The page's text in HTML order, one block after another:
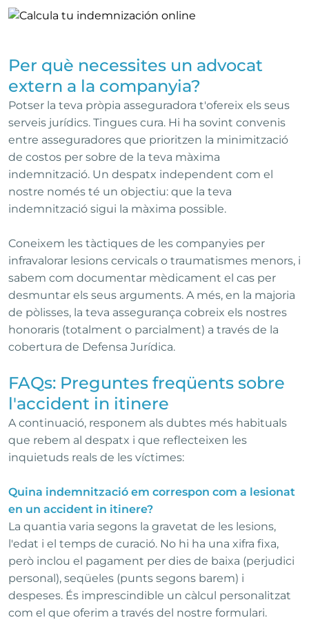
Per què necessites un advocat
extern a la companyia?
Potser la teva pròpia asseguradora t'ofereix els seus
serveis jurídics. Tingues cura. Hi ha sovint convenis
entre asseguradores que prioritzen la minimització
de costos per sobre de la teva màxima
indemnització. Un despatx independent com el
nostre només té un objectiu: que la teva
indemnització sigui la màxima possible.
Coneixem les tàctiques de les companyies per
infravalorar lesions cervicals o traumatismes menors, i
sabem com documentar mèdicament el cas per
desmuntar els seus arguments. A més, en la majoria
de pòlisses, la teva assegurança cobreix els nostres
honoraris (totalment o parcialment) a través de la
cobertura de Defensa Jurídica.
FAQs: Preguntes freqüents sobre
l'accident in itinere
A continuació, responem als dubtes més habituals
que rebem al despatx i que reflecteixen les
inquietuds reals de les víctimes:
Quina indemnització em correspon com a lesionat
en un accident in itinere?
La quantia varia segons la gravetat de les lesions,
l'edat i el temps de curació. No hi ha una xifra fixa,
però inclou el pagament per dies de baixa (perjudici
personal), seqüeles (punts segons barem) i
despeses. És imprescindible un càlcul personalitzat
com el que oferim a través del nostre formulari.